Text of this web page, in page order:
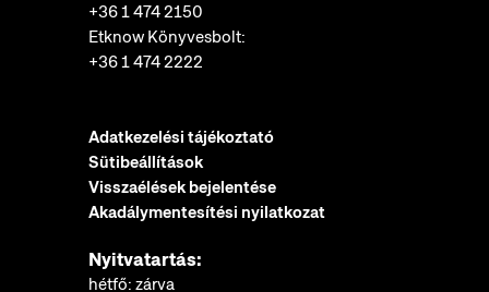
+36 1 474 2150
Etknow Könyvesbolt:
+36 1 474 2222
Adatkezelési tájékoztató
Sütibeállítások
Visszaélések bejelentése
Akadálymentesítési nyilatkozat
Nyitvatartás:
hétfő: zárva